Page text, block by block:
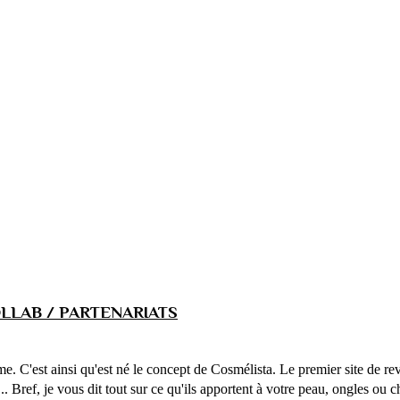
/ PARTENARIATS
C'est ainsi qu'est né le concept de Cosmélista. Le premier site de
je vous dit tout sur ce qu'ils apportent à votre peau, ongles ou